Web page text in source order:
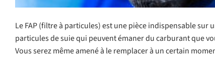
Le FAP (filtre à particules) est une pièce indispensable sur
particules de suie qui peuvent émaner du carburant que
Vous serez même amené à le remplacer à un certain